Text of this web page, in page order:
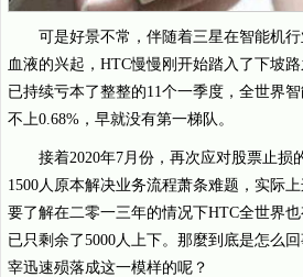
可是好景不常，伴随着三星在智能机
血液的兴起，HTC慢慢刚开始踏入了下坡
已持续亏本了整整的11个一季度，全世界
不上0.68%，早就没有第一梯队。
接着2020年7月份，再次应对股票止损
1500人原本解决业务流程萧条难题，实际
要了解在二零一三年的情况下HTC全世界
已只剩余了5000人上下。那麼到底是怎么
宰迅速殒落成这一模样的呢？